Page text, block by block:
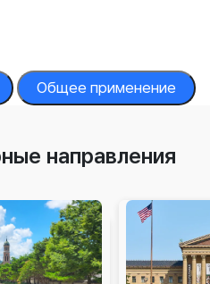
Общее применение
направления